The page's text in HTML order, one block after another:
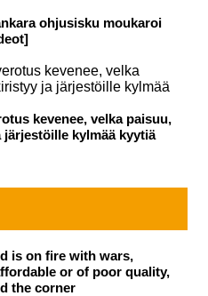
ohjusisku moukaroi
kevenee, velka paisuu,
kylmää kyytiä
is on fire with wars,
or of poor quality,
the corner